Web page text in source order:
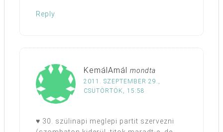
Reply
KemálAmál mondta
2011. SZEPTEMBER 29.,
CSÜTÖRTÖK, 15:58
♥ 30. szülinapi meglepi partit szervezni